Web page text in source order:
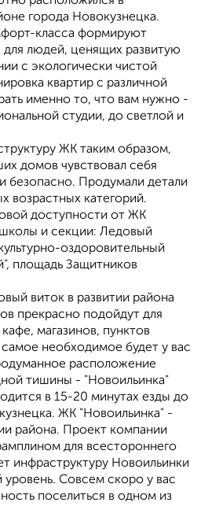
города Новокузнецка.
класса формируют
для людей, ценящих развитую
с экологически чистой
квартир с различной
именно то, что вам нужно -
студии, до светлой и
ЖК таким образом,
домов чувствовал себя
безопасно. Продумали детали
возрастных категорий.
доступности от ЖК
и секции: Ледовый
оздоровительный
площадь Защитников
виток в развитии района
прекрасно подойдут для
магазинов, пунктов
необходимое будет у вас
расположение
тишины - "Новоильинка"
в 15-20 минутах езды до
ЖК "Новоильинка" -
района. Проект компании
для всестороннего
инфраструктуру Новоильинки
Совсем скоро у вас
поселиться в одном из